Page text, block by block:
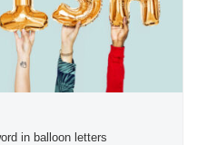
in balloon letters